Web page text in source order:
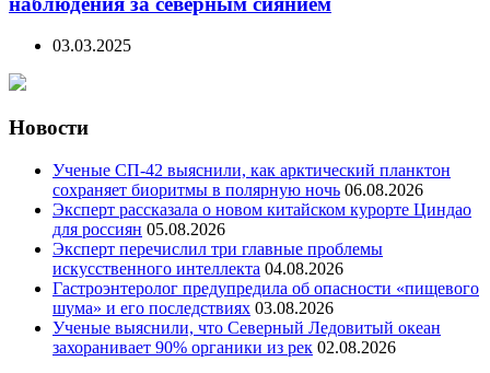
03.03.2025
Новости
Ученые СП-42 выяснили, как арктический планктон
сохраняет биоритмы в полярную ночь 06.08.2026
Эксперт рассказала о новом китайском курорте Циндао
для россиян 05.08.2026
Эксперт перечислил три главные проблемы
искусственного интеллекта 04.08.2026
Гастроэнтеролог предупредила об опасности «пищевого
шума» и его последствиях 03.08.2026
Ученые выяснили, что Северный Ледовитый океан
захоранивает 90% органики из рек 02.08.2026